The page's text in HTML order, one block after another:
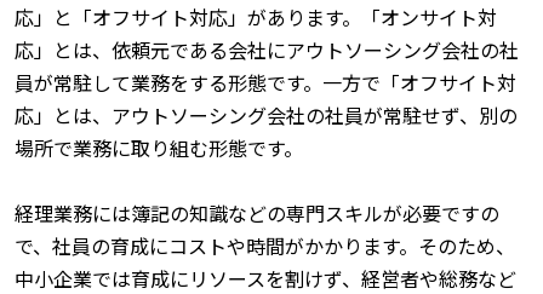
応」と「オフサイト対応」があります。「オンサイト対
応」とは、依頼元である会社にアウトソーシング会社の社
員が常駐して業務をする形態です。一方で「オフサイト対
応」とは、アウトソーシング会社の社員が常駐せず、別の
場所で業務に取り組む形態です。
経理業務には簿記の知識などの専門スキルが必要ですの
で、社員の育成にコストや時間がかかります。そのため、
中小企業では育成にリソースを割けず、経営者や総務など